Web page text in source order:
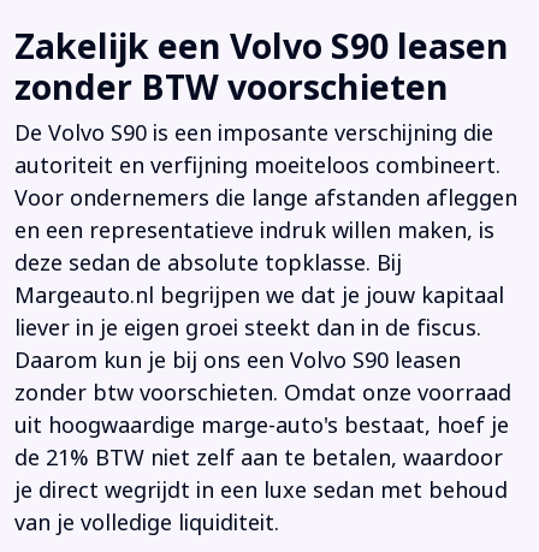
Zakelijk een Volvo S90 leasen
zonder BTW voorschieten
De Volvo S90 is een imposante verschijning die
autoriteit en verfijning moeiteloos combineert.
Voor ondernemers die lange afstanden afleggen
en een representatieve indruk willen maken, is
deze sedan de absolute topklasse. Bij
Margeauto.nl begrijpen we dat je jouw kapitaal
liever in je eigen groei steekt dan in de fiscus.
Daarom kun je bij ons een Volvo S90 leasen
zonder btw voorschieten. Omdat onze voorraad
uit hoogwaardige marge-auto's bestaat, hoef je
de 21% BTW niet zelf aan te betalen, waardoor
je direct wegrijdt in een luxe sedan met behoud
van je volledige liquiditeit.